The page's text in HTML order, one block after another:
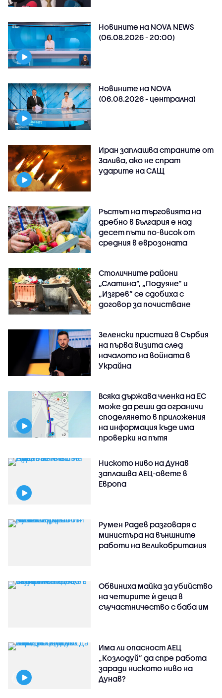
Новините на NOVA NEWS
(06.08.2026 - 20:00)
Новините на NOVA
(06.08.2026 - централна)
Иран заплашва страните от
Залива, ако не спрат
ударите на САЩ
Ръстът на търговията на
дребно в България е над
десет пъти по-висок от
средния в еврозоната
Столичните райони
„Слатина“, „Подуяне“ и
„Изгрев“ се сдобиха с
договор за почистване
Зеленски пристига в Сърбия
на първа визита след
началото на войната в
Украйна
Всяка държава членка на ЕС
може да реши да ограничи
споделянето в приложения
на информация къде има
проверки на пътя
Ниското ниво на Дунав
заплашва АЕЦ-овете в
Европа
Румен Радев разговаря с
министъра на външните
работи на Великобритания
Обвиниха майка за убийство
на четирите ѝ деца в
съучастничество с баба им
Има ли опасност АЕЦ
„Козлодуй” да спре работа
заради ниското ниво на
Дунав?